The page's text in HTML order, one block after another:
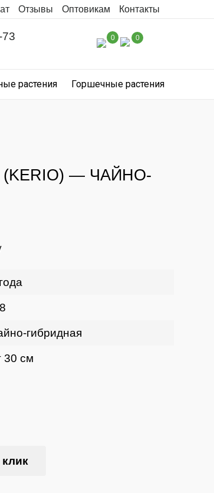
Отзывы Оптовикам Контакты
73 0 0
растения Горшечные растения
— ЧАЙНО-
гибридная
30 см